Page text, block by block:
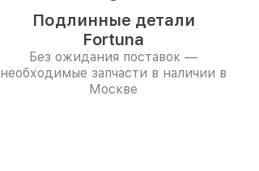
Подлинные детали
Fortuna
Без ожидания поставок —
необходимые запчасти в наличии в
Москве